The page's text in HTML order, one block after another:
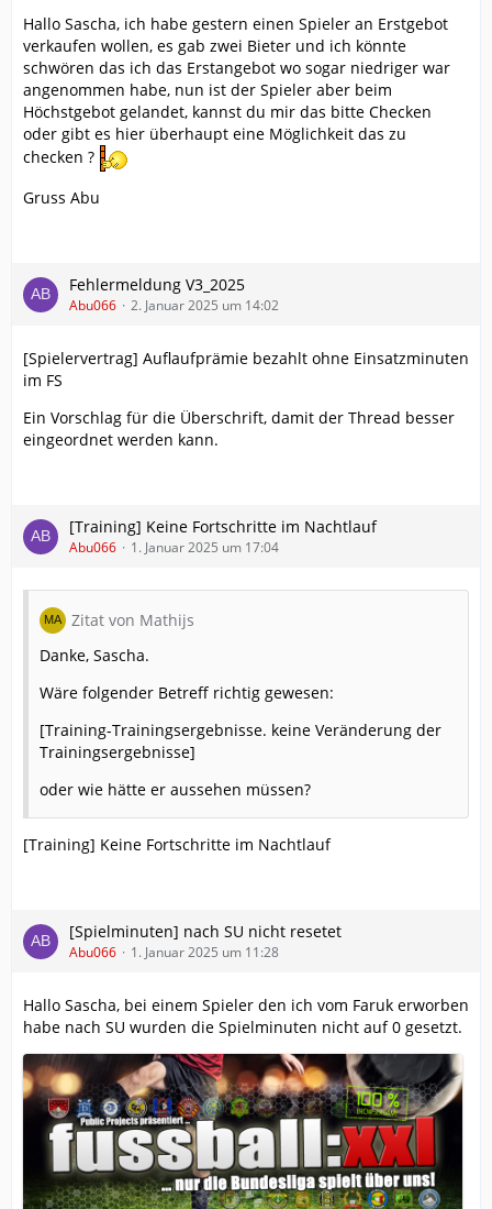
Hallo Sascha, ich habe gestern einen Spieler an Erstgebot
verkaufen wollen, es gab zwei Bieter und ich könnte
schwören das ich das Erstangebot wo sogar niedriger war
angenommen habe, nun ist der Spieler aber beim
Höchstgebot gelandet, kannst du mir das bitte Checken
oder gibt es hier überhaupt eine Möglichkeit das zu
checken ?
Gruss Abu
Fehlermeldung V3_2025
Abu066 2. Januar 2025 um 14:02
[Spielervertrag] Auflaufprämie bezahlt ohne Einsatzminuten
im FS
Ein Vorschlag für die Überschrift, damit der Thread besser
eingeordnet werden kann.
[Training] Keine Fortschritte im Nachtlauf
Abu066 1. Januar 2025 um 17:04
Zitat von Mathijs
Danke, Sascha.
Wäre folgender Betreff richtig gewesen:
[Training-Trainingsergebnisse. keine Veränderung der
Trainingsergebnisse]
oder wie hätte er aussehen müssen?
[Training] Keine Fortschritte im Nachtlauf
[Spielminuten] nach SU nicht resetet
Abu066 1. Januar 2025 um 11:28
Hallo Sascha, bei einem Spieler den ich vom Faruk erworben
habe nach SU wurden die Spielminuten nicht auf 0 gesetzt.